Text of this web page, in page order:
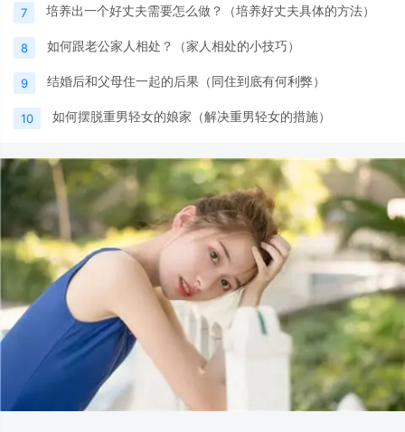
7 培养出一个好丈夫需要怎么做？（培养好丈夫具体的方法）
8 如何跟老公家人相处？（家人相处的小技巧）
9 结婚后和父母住一起的后果（同住到底有何利弊）
10 如何摆脱重男轻女的娘家（解决重男轻女的措施）